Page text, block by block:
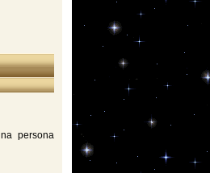
persona